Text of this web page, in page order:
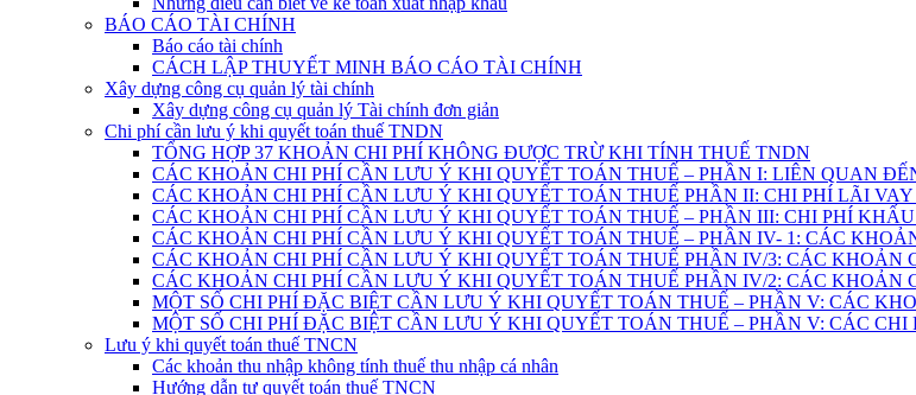
BÁO CÁO TÀI CHÍNH
Báo cáo tài chính
CÁCH LẬP THUYẾT MINH BÁO CÁO TÀI CHÍNH
Xây dựng công cụ quản lý tài chính
Xây dựng công cụ quản lý Tài chính đơn giản
Chi phí cần lưu ý khi quyết toán thuế TNDN
TỔNG HỢP 37 KHOẢN CHI PHÍ KHÔNG ĐƯỢC TRỪ KHI TÍNH THUẾ TNDN
CÁC KHOẢN CHI PHÍ CẦN LƯU Ý KHI QUYẾT TOÁN THUẾ – PHẦN I: LIÊN QUAN
CÁC KHOẢN CHI PHÍ CẦN LƯU Ý KHI QUYẾT TOÁN THUẾ PHẦN II: CHI PHÍ LÃI
CÁC KHOẢN CHI PHÍ CẦN LƯU Ý KHI QUYẾT TOÁN THUẾ – PHẦN III: CHI PHÍ
CÁC KHOẢN CHI PHÍ CẦN LƯU Ý KHI QUYẾT TOÁN THUẾ – PHẦN IV- 1: CÁC
CÁC KHOẢN CHI PHÍ CẦN LƯU Ý KHI QUYẾT TOÁN THUẾ PHẦN IV/3: CÁC KHOẢN
CÁC KHOẢN CHI PHÍ CẦN LƯU Ý KHI QUYẾT TOÁN THUẾ PHẦN IV/2: CÁC KHOẢN
MỘT SỐ CHI PHÍ ĐẶC BIỆT CẦN LƯU Ý KHI QUYẾT TOÁN THUẾ – PHẦN V: CÁC
MỘT SỐ CHI PHÍ ĐẶC BIỆT CẦN LƯU Ý KHI QUYẾT TOÁN THUẾ – PHẦN V: CÁC CHI
Lưu ý khi quyết toán thuế TNCN
Các khoản thu nhập không tính thuế thu nhập cá nhân
Hướng dẫn tự quyết toán thuế TNCN